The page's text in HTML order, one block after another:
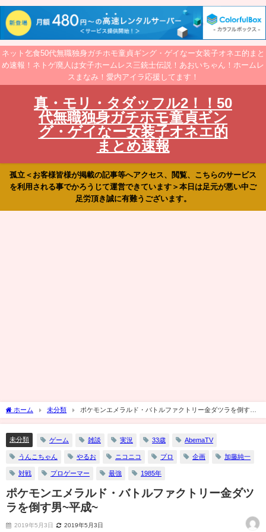
ネット乞食50代無職独身ガチホモ童貞ギング・ゲイなー女装子オネエ的まと
め速報！ネトゲ廃人は女子ホームレス三銃士伝説！あおいちゃん！ホームレ
スまなみ！愛内アイラ応援してます！
真・モリ・タダッフル2！！50
代無職独身ガチホモ童貞ギン
グ・ゲイなー女装子オネエ的
まとめ速報
孤立＜お客様皆様が掲載の記事等へアクセス、閲覧、こちらのサービス
を利用される事でかろうじて運営できています＞本日は足元が悪い中ご
足労頂き誠に有難うございます。
ホーム 未分類
ポケモンエメラルド・バトルファクトリー金ダツラを倒す男
~平成~
未分類 ゲーム 雑談 実況 33歳 AbemaTV
うんこちゃん やるお ニコニコ プロ 企画 加藤純一
対戦 プロゲーマー 最強 1985年
ポケモンエメラルド・バトルファクトリー金ダツ
ラを倒す男~平成~
2019年5月3日 2019年5月3日